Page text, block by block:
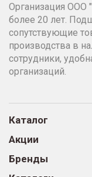
Организация ООО
более 20 лет.
сопутствующие
производства в
сотрудники,
организаций.
Каталог
Акции
Бренды